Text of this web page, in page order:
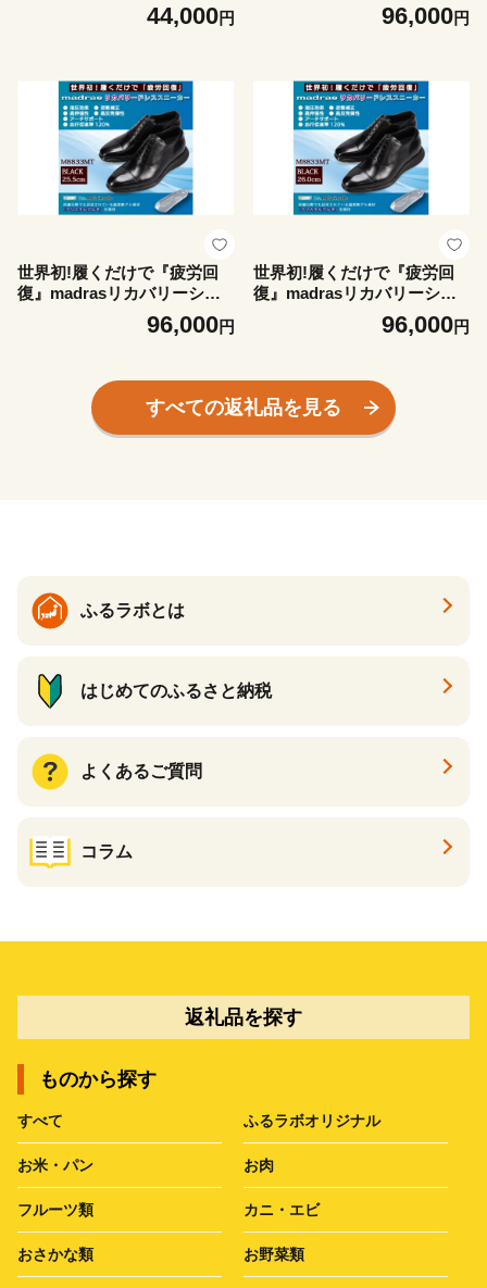
44,000円
ーズ M8833MT ブラック 25.0
96,000円
世界初!履くだけで『疲労回
復』madrasリカバリーシュ
ーズ M8833MT ブラック 25.5
96,000円
世界初!履くだけで『疲労回
復』madrasリカバリーシュ
ーズ M8833MT ブラック 26.0
96,000円
すべての返礼品を見る
ふるラボとは
はじめてのふるさと納税
よくあるご質問
コラム
返礼品を探す
ものから探す
すべて ふるラボオリジナル
お米・パン お肉
フルーツ類 カニ・エビ
おさかな類 お野菜類